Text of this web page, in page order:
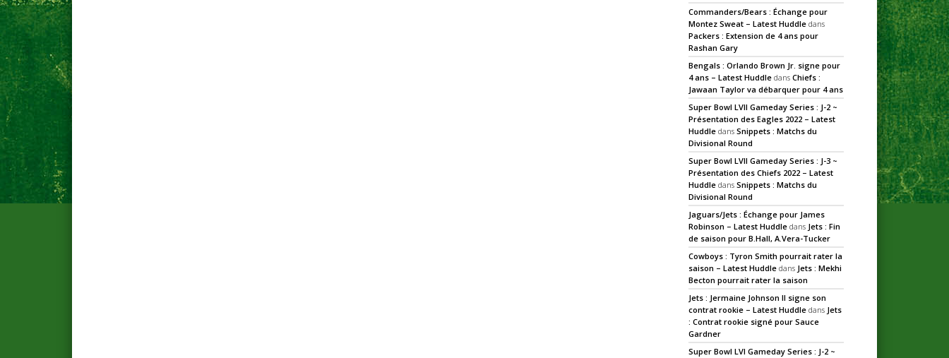
Commanders/Bears : Échange pour
Montez Sweat – Latest Huddle dans
Packers : Extension de 4 ans pour
Rashan Gary
Bengals : Orlando Brown Jr. signe pour
4 ans – Latest Huddle dansChiefs :
Jawaan Taylor va débarquer pour 4 ans
Super Bowl LVII Gameday Series : J-2 ~
Présentation des Eagles 2022 – Latest
Huddle dansSnippets : Matchs du
Divisional Round
Super Bowl LVII Gameday Series : J-3 ~
Présentation des Chiefs 2022 – Latest
Huddle dansSnippets : Matchs du
Divisional Round
Jaguars/Jets : Échange pour James
Robinson – Latest Huddle dans Jets : Fin
de saison pour B.Hall, A.Vera-Tucker
Cowboys : Tyron Smith pourrait rater la
saison – Latest Huddle dans Jets : Mekhi
Becton pourrait rater la saison
Jets : Jermaine Johnson II signe son
contrat rookie – Latest Huddle dans Jets
: Contrat rookie signé pour Sauce
Gardner
Super Bowl LVI Gameday Series : J-2 ~